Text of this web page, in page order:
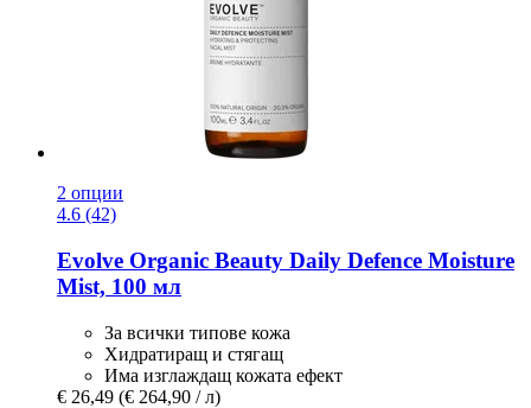
2 опции
4.6 (42)
Evolve Organic Beauty Daily Defence Moisture
Mist, 100 мл
За всички типове кожа
Хидратиращ и стягащ
Има изглаждащ кожата ефект
€ 26,49 (€ 264,90 / л)